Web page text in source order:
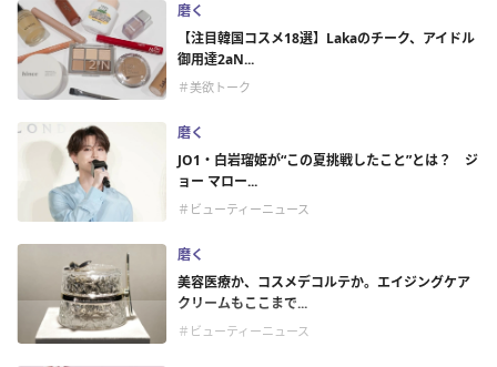
磨く
【注目韓国コスメ18選】Lakaのチーク、アイドル
御用達2aN...
＃美欲トーク
磨く
JO1・白岩瑠姫が“この夏挑戦したこと”とは？ ジ
ョー マロー...
＃ビューティーニュース
磨く
美容医療か、コスメデコルテか。エイジングケア
クリームもここまで...
＃ビューティーニュース